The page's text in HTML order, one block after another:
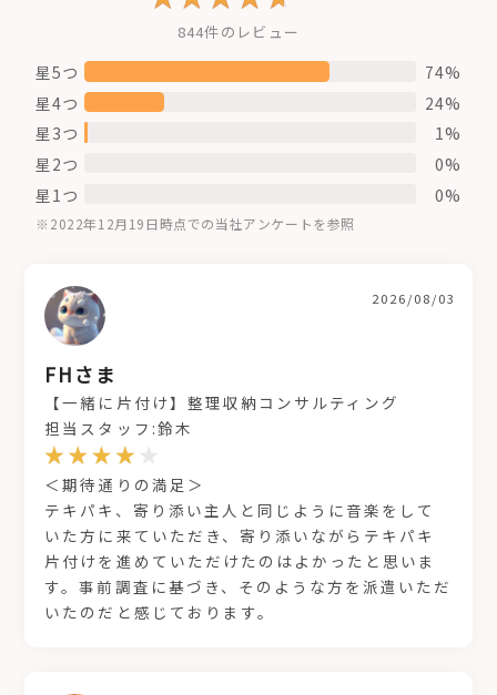
844件のレビュー
星5つ
74%
星4つ
24%
星3つ
1%
星2つ
0%
星1つ
0%
※2022年12月19日時点での当社アンケートを参照
FHさま
2026/08/03
【一緒に片付け】整理収納コンサルティング
担当スタッフ:鈴木
＜期待通りの満足＞
テキパキ、寄り添い主人と同じように音楽をして
いた方に来ていただき、寄り添いながらテキパキ
片付けを進めていただけたのはよかったと思いま
す。事前調査に基づき、そのような方を派遣いただ
いたのだと感じております。